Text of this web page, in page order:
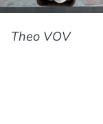
Theo VOV